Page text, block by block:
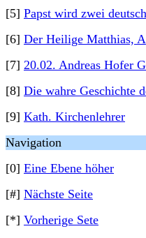
[5] Papst wird zwei
[6] Der Heilige Matthias,
[7] 20.02. Andreas Hofer
[8] Die wahre Geschichte
[9] Kath. Kirchenlehrer
Navigation
[0] Eine Ebene höher
[#] Nächste Seite
[*] Vorherige Sete